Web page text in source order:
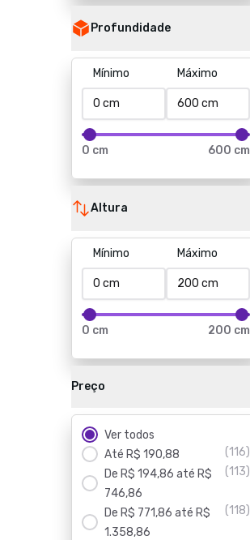
Profundidade
Mínimo Máximo
0 cm 600 cm
Altura
Mínimo Máximo
0 cm 200 cm
Preço
Ver todos
Até R$ 190,88
(116)
De R$ 194,86 até R$
746,86
(113)
De R$ 771,86 até R$
1.358,86
(118)